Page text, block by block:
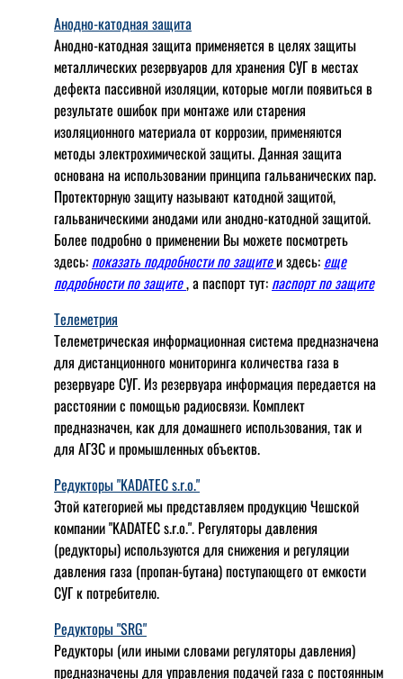
Анодно-катодная защита
Анодно-катодная защита применяется в целях защиты
металлических резервуаров для хранения СУГ в местах
дефекта пассивной изоляции, которые могли появиться в
результате ошибок при монтаже или старения
изоляционного материала от коррозии, применяются
методы электрохимической защиты. Данная защита
основана на использовании принципа гальванических пар.
Протекторную защиту называют катодной защитой,
гальваническими анодами или анодно-катодной защитой.
Более подробно о применении Вы можете посмотреть
здесь: показать подробности по защитеи здесь: еще
подробности по защите, а паспорт тут: паспорт по защите
Телеметрия
Телеметрическая информационная система предназначена
для дистанционного мониторинга количества газа в
резервуаре СУГ. Из резервуара информация передается на
расстоянии с помощью радиосвязи. Комплект
предназначен, как для домашнего использования, так и
для АГЗС и промышленных объектов.
Редукторы "KADATEC s.r.o."
Этой категорией мы представляем продукцию Чешской
компании "KADATEC s.r.o.". Регуляторы давления
(редукторы) используются для снижения и регуляции
давления газа (пропан-бутана) поступающего от емкости
СУГ к потребителю.
Редукторы "SRG"
Редукторы (или иными словами регуляторы давления)
предназначены для управления подачей газа с постоянным